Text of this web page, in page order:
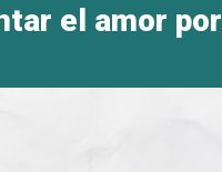
el amor por